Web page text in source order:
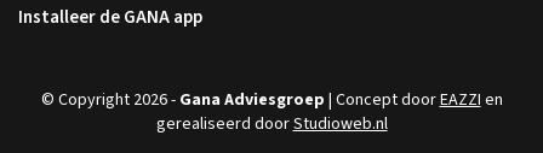
Installeer de GANA app
© Copyright 2026 - Gana Adviesgroep | Concept doorEAZZI en
gerealiseerd doorStudioweb.nl